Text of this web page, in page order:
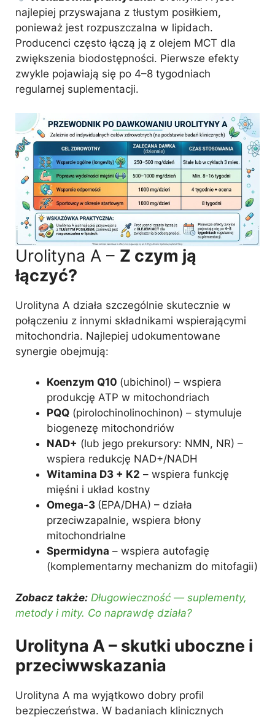
najlepiej przyswajana z tłustym posiłkiem,
ponieważ jest rozpuszczalna w lipidach.
Producenci często łączą ją z olejem MCT dla
zwiększenia biodostępności. Pierwsze efekty
zwykle pojawiają się po 4–8 tygodniach
regularnej suplementacji.
Urolityna A – Z czym ją
łączyć?
Urolityna A działa szczególnie skutecznie w
połączeniu z innymi składnikami wspierającymi
mitochondria. Najlepiej udokumentowane
synergie obejmują:
Koenzym Q10 (ubichinol) – wspiera
produkcję ATP w mitochondriach
PQQ (pirolochinolinochinon) – stymuluje
biogenezę mitochondriów
NAD+ (lub jego prekursory: NMN, NR) –
wspiera redukcję NAD+/NADH
Witamina D3 + K2 – wspiera funkcję
mięśni i układ kostny
Omega-3 (EPA/DHA) – działa
przeciwzapalnie, wspiera błony
mitochondrialne
Spermidyna – wspiera autofagię
(komplementarny mechanizm do mitofagii)
Zobacz także: Długowieczność — suplementy,
metody i mity. Co naprawdę działa?
Urolityna A – skutki uboczne i
przeciwwskazania
Urolityna A ma wyjątkowo dobry profil
bezpieczeństwa. W badaniach klinicznych